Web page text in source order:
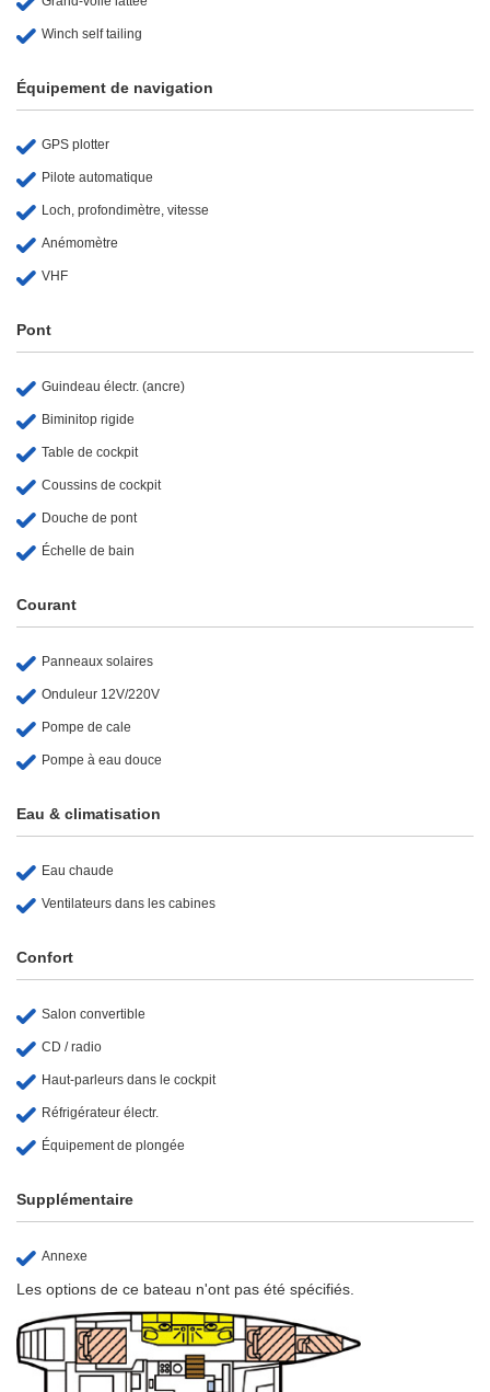
Winch self tailing
Équipement de navigation
GPS plotter
Pilote automatique
Loch, profondimètre, vitesse
Anémomètre
VHF
Pont
Guindeau électr. (ancre)
Biminitop rigide
Table de cockpit
Coussins de cockpit
Douche de pont
Échelle de bain
Courant
Panneaux solaires
Onduleur 12V/220V
Pompe de cale
Pompe à eau douce
Eau & climatisation
Eau chaude
Ventilateurs dans les cabines
Confort
Salon convertible
CD / radio
Haut-parleurs dans le cockpit
Réfrigérateur électr.
Équipement de plongée
Supplémentaire
Annexe
Les options de ce bateau n'ont pas été spécifiés.